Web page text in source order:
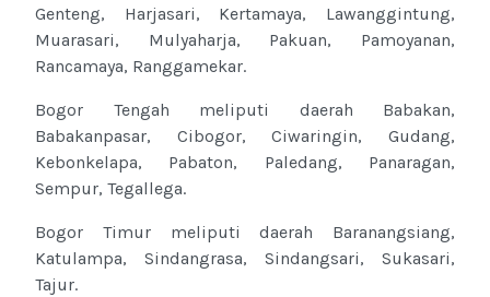
Genteng, Harjasari, Kertamaya, Lawanggintung,
Muarasari, Mulyaharja, Pakuan, Pamoyanan,
Rancamaya, Ranggamekar.
Bogor Tengah meliputi daerah Babakan,
Babakanpasar, Cibogor, Ciwaringin, Gudang,
Kebonkelapa, Pabaton, Paledang, Panaragan,
Sempur, Tegallega.
Bogor Timur meliputi daerah Baranangsiang,
Katulampa, Sindangrasa, Sindangsari, Sukasari,
Tajur.